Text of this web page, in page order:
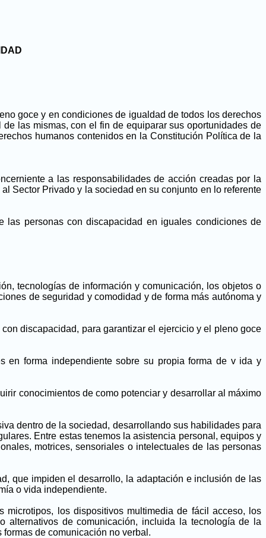
goce y en condiciones de igualdad de todos los derechos
las mismas, con el fin de equiparar sus oportunidades de
humanos contenidos en la Constitución Política de la
a las responsabilidades de acción creadas por la
Sector Privado y la sociedad en su conjunto en lo referente
personas con discapacidad en iguales condiciones de
tecnologías de información y comunicación, los objetos o
de seguridad y comodidad y de forma más autónoma y
discapacidad, para garantizar el ejercicio y el pleno goce
en forma independiente sobre su propia forma de v ida y
conocimientos de como potenciar y desarrollar al máximo
dentro de la sociedad, desarrollando sus habilidades para
Entre estas tenemos la asistencia personal, equipos y
motrices, sensoriales o intelectuales de las personas
que impiden el desarrollo, la adaptación e inclusión de las
o vida independiente.
los dispositivos multimedia de fácil acceso, los
alternativos de comunicación, incluida la tecnología de la
de comunicación no verbal.